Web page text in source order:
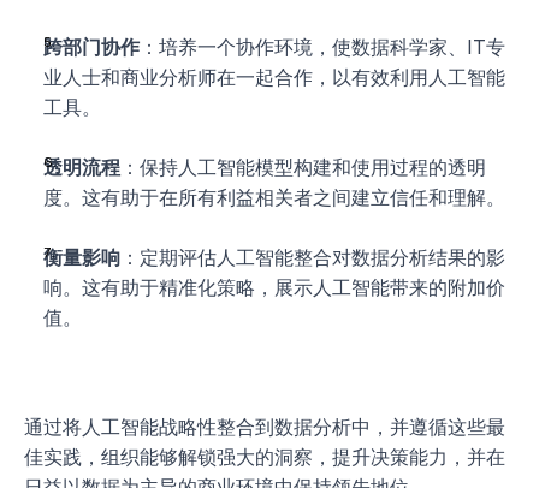
跨部门协作 ：培养一个协作环境，使数据科学家、IT专
业人士和商业分析师在一起合作，以有效利用人工智能
工具。
透明流程 ：保持人工智能模型构建和使用过程的透明
度。这有助于在所有利益相关者之间建立信任和理解。
衡量影响 ：定期评估人工智能整合对数据分析结果的影
响。这有助于精准化策略，展示人工智能带来的附加价
值。
通过将人工智能战略性整合到数据分析中，并遵循这些最
佳实践，组织能够解锁强大的洞察，提升决策能力，并在